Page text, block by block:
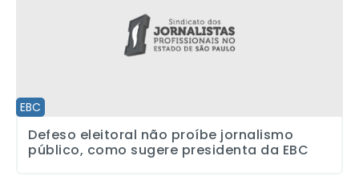
EBC
Defeso eleitoral não proíbe jornalismo
público, como sugere presidenta da EBC